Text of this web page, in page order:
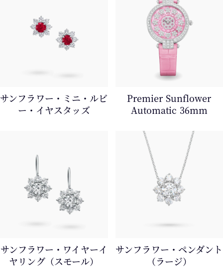
サンフラワー・ミニ・ルビ
ー・イヤスタッズ
Premier Sunflower
Automatic 36mm
サンフラワー・ワイヤーイ
ヤリング（スモール）
サンフラワー・ペンダント
（ラージ）